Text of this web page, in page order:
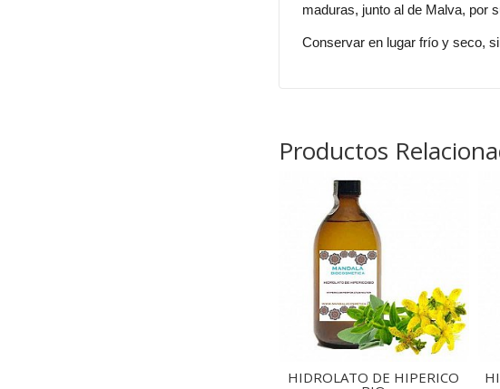
maduras, junto al de Malva, por
Conservar en lugar frío y seco,
Productos
HIDROLATO DE HIPERICO